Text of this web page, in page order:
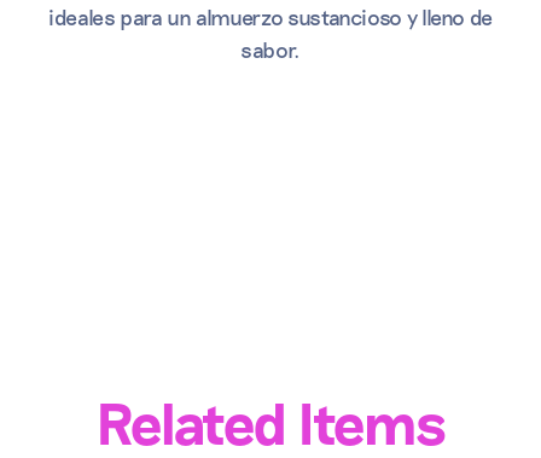
ideales para un almuerzo sustancioso y lleno de
sabor.
Related Items